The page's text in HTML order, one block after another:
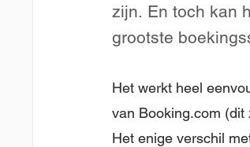
zijn. En toch kan
grootste
Het werkt heel
van Booking.com
Het enige verschil